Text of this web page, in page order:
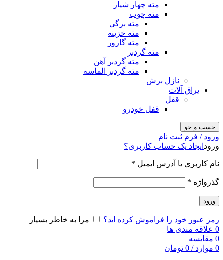
مته چهار شیار
مته چوب
مته برگی
مته خزینه
مته گازور
مته گردبر
مته گردبر آهن
مته گردبر الماسه
نازل برش
یراق آلات
قفل
قفل خودرو
جست و جو
ورود / فرم ثبت نام
ورود ایجاد یک حساب کاربری؟
نام کاربری یا آدرس ایمیل *
گذرواژه *
ورود
رمز عبور خود را فراموش کرده اید؟
مرا به خاطر بسپار
0 علاقه مندی ها
0 مقایسه
0 موارد /
0 تومان